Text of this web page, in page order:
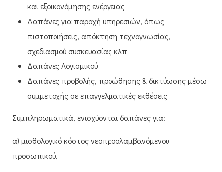
και εξοικονόμησης ενέργειας
Δαπάνες για παροχή υπηρεσιών, όπως
πιστοποιήσεις, απόκτηση τεχνογνωσίας,
σχεδιασμού συσκευασίας κλπ
Δαπάνες Λογισμικού
Δαπάνες προβολής, προώθησης & δικτύωσης μέσω
συμμετοχής σε επαγγελματικές εκθέσεις
Συμπληρωματικά, ενισχύονται δαπάνες για:
α) μισθολογικό κόστος νεοπροσλαμβανόμενου
προσωπικού,